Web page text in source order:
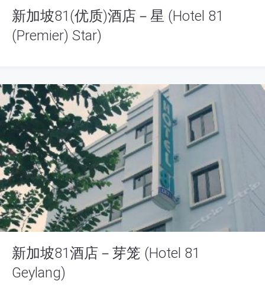
新加坡81(优质)酒店－星 (Hotel 81
(Premier) Star)
新加坡81酒店－芽笼 (Hotel 81
Geylang)